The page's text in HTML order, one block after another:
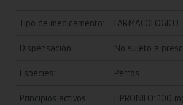
Tipo de medicamento: FARMACOLOGICO
Dispensación: No sujeto a
Especies: Perros.
Principios activos: FIPRONILO: 100